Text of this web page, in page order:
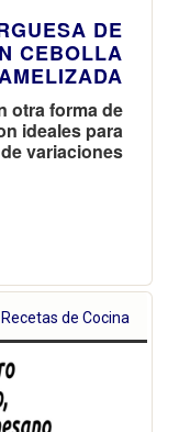
DE
CEBOLLA
otra forma de
ideales para
variaciones
Recetas de Cocina